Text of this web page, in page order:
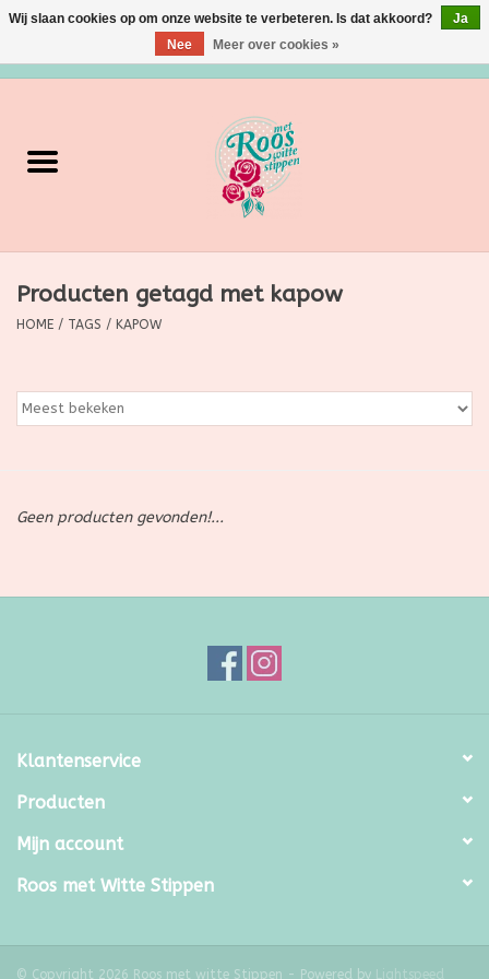
Verzorging
Grimeermateriaal
Huishoudartikelen
Kadootjes
Producten getagd met kapow
HOME / TAGS / KAPOW
Geen producten gevonden!...
Klantenservice
Producten
Mijn account
Roos met Witte Stippen
© Copyright 2026 Roos met witte Stippen - Powered by Lightspeed
Wij slaan cookies op om onze website te verbeteren. Is dat akkoord?
Ja
Nee
Meer over cookies »